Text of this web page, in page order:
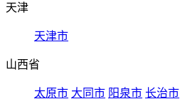
天津
天津市
山西省
太原市 大同市 阳泉市 长治市